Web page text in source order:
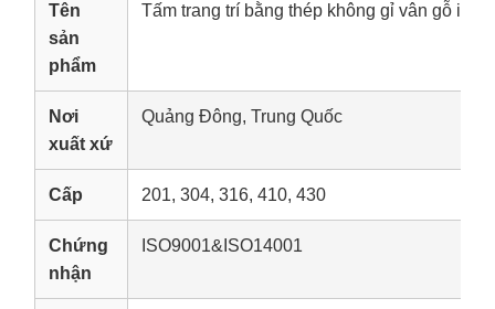
Tên
sản
phẩm
Tấm trang trí bằng thép không gỉ vân gỗ in
Nơi
xuất xứ
Quảng Đông, Trung Quốc
Cấp 201, 304, 316, 410, 430
Chứng
nhận
ISO9001&ISO14001